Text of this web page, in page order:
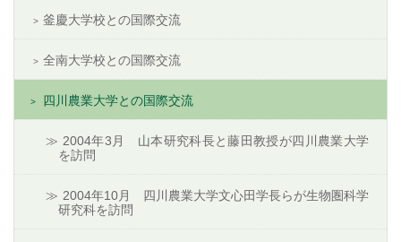
釜慶大学校との国際交流
全南大学校との国際交流
四川農業大学との国際交流
2004年3月 山本研究科長と藤田教授が四川農業大学
を訪問
2004年10月 四川農業大学文心田学長らが生物圏科学
研究科を訪問